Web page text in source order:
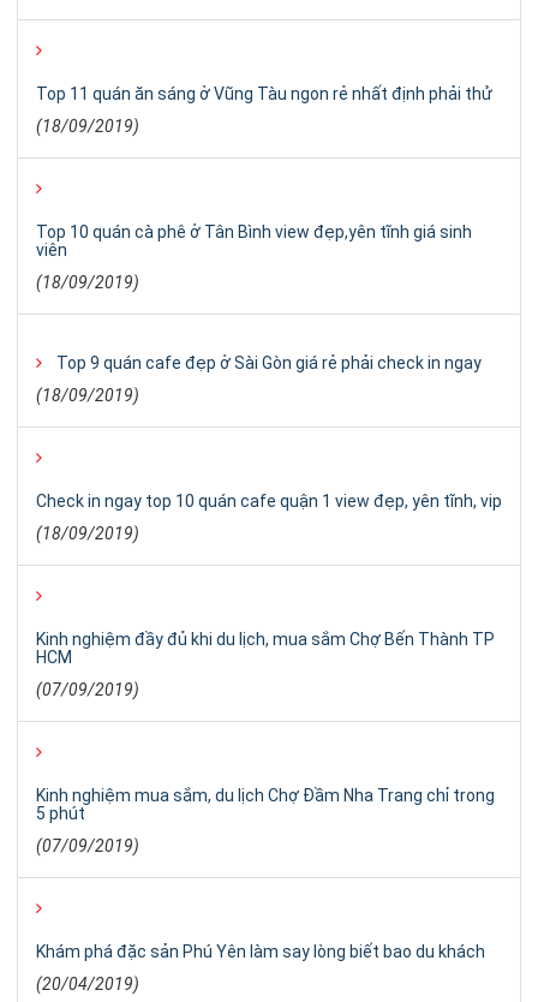
Top 11 quán ăn sáng ở Vũng Tàu ngon rẻ nhất định phải thử
(18/09/2019)
Top 10 quán cà phê ở Tân Bình view đẹp,yên tĩnh giá sinh
viên
(18/09/2019)
Top 9 quán cafe đẹp ở Sài Gòn giá rẻ phải check in ngay
(18/09/2019)
Check in ngay top 10 quán cafe quận 1 view đẹp, yên tĩnh, vip
(18/09/2019)
Kinh nghiệm đầy đủ khi du lịch, mua sắm Chợ Bến Thành TP
HCM
(07/09/2019)
Kinh nghiệm mua sắm, du lịch Chợ Đầm Nha Trang chỉ trong
5 phút
(07/09/2019)
Khám phá đặc sản Phú Yên làm say lòng biết bao du khách
(20/04/2019)